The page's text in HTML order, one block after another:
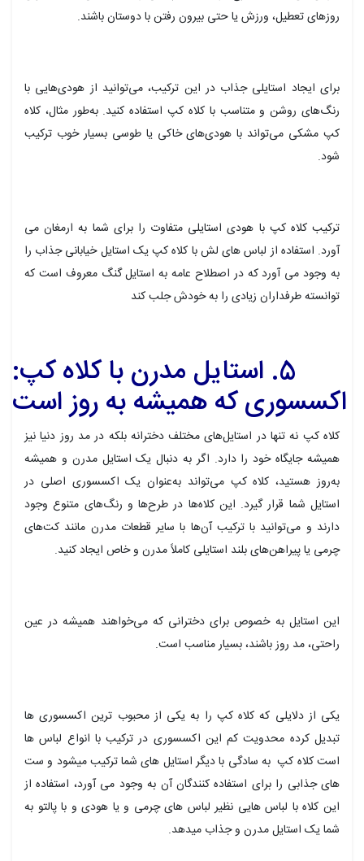
روزهای تعطیل، ورزش یا حتی بیرون رفتن با دوستان باشند.
برای ایجاد استایلی جذاب در این ترکیب، می‌توانید از هودی‌هایی با
رنگ‌های روشن و متناسب با کلاه کپ استفاده کنید. به‌طور مثال، کلاه
کپ مشکی می‌تواند با هودی‌های خاکی یا طوسی بسیار خوب ترکیب
شود.
ترکیب کلاه کپ با هودی استایلی متفاوت را برای شما به ارمغان می
آورد. استفاده از لباس های لش با کلاه کپ یک استایل خیابانی جذاب را
به وجود می آورد که در اصطلاح عامه به استایل گنگ معروف است که
توانسته طرفداران زیادی را به خودش جلب کند
5. استایل مدرن با کلاه کپ:
اکسسوری که همیشه به روز است
کلاه کپ نه تنها در استایل‌های مختلف دخترانه بلکه در مد روز دنیا نیز
همیشه جایگاه خود را دارد. اگر به دنبال یک استایل مدرن و همیشه
به‌روز هستید، کلاه کپ می‌تواند به‌عنوان یک اکسسوری اصلی در
استایل شما قرار گیرد. این کلاه‌ها در طرح‌ها و رنگ‌های متنوع وجود
دارند و می‌توانید با ترکیب آن‌ها با سایر قطعات مدرن مانند کت‌های
چرمی یا پیراهن‌های بلند استایلی کاملاً مدرن و خاص ایجاد کنید.
این استایل به خصوص برای دخترانی که می‌خواهند همیشه در عین
راحتی، مد روز باشند، بسیار مناسب است.
یکی از دلایلی که کلاه کپ را به یکی از محبوب ترین اکسسوری ها
تبدیل کرده محدویت کم این اکسسوری در ترکیب با انواع لباس ها
است کلاه کپ به سادگی با دیگر استایل های شما ترکیب میشود و ست
های جذابی را برای استفاده کنندگان آن به وجود می آورد، استفاده از
این کلاه با لباس هایی نظیر لباس های چرمی و یا هودی و با پالتو به
شما یک استایل مدرن و جذاب میدهد.